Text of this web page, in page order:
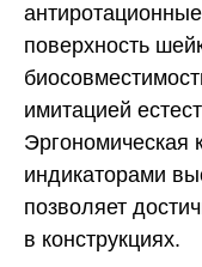
поверхность
имитацией
Эргономическая
индикаторами
позволяет
в конструкциях.